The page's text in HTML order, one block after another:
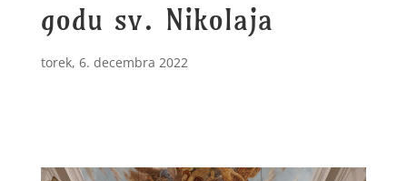
godu sv. Nikolaja
torek, 6. decembra 2022